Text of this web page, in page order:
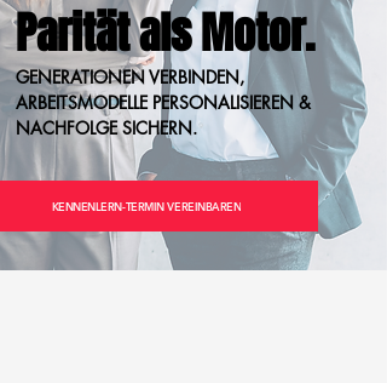
Parität als Motor.
GENERATIONEN VERBINDEN,
ARBEITSMODELLE PERSONALISIEREN &
NACHFOLGE SICHERN.
KENNENLERN-TERMIN VEREINBAREN